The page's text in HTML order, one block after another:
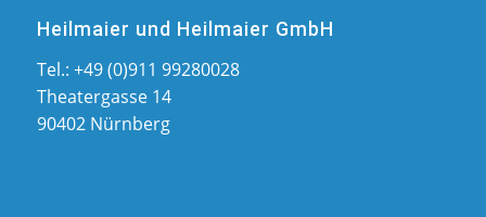
Heilmaier und Heilmaier GmbH
Tel.: +49 (0)911 99280028
Theatergasse 14
90402 Nürnberg